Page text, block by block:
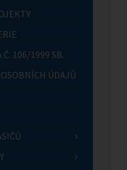
106/1999 SB.
ÚDAJŮ